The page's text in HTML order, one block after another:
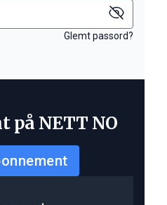
Glemt passord?
på NETT NO